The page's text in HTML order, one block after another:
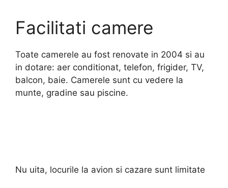
Facilitati camere
Toate camerele au fost renovate in 2004 si au
in dotare: aer conditionat, telefon, frigider, TV,
balcon, baie. Camerele sunt cu vedere la
munte, gradine sau piscine.
Nu uita, locurile la avion si cazare sunt limitate